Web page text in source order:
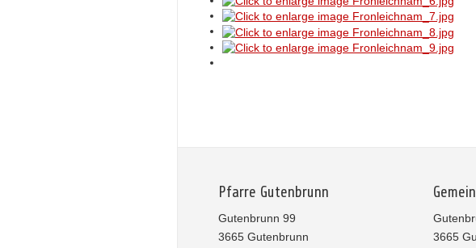
Pfarre Gutenbrunn
Gutenbrunn 99
3665 Gutenbrunn
3665